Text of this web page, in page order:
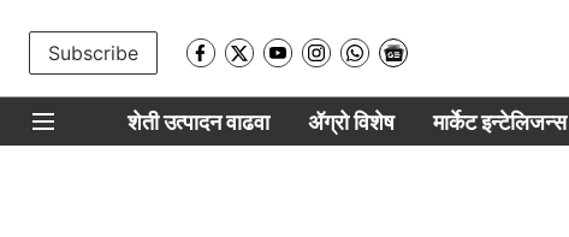
Subscribe
शेती उत्पादन वाढवा ॲग्रो विशेष मार्केट इन्टेलिजन्स